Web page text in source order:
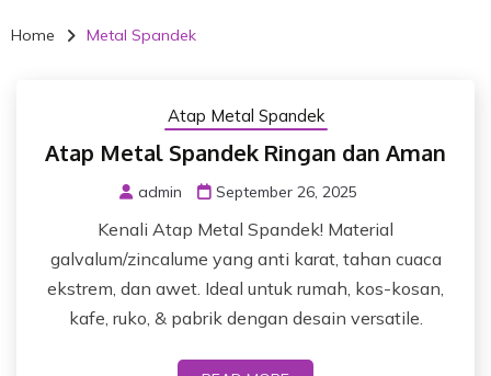
Home Metal Spandek
Atap Metal Spandek
Atap Metal Spandek Ringan dan Aman
admin September 26, 2025
Kenali Atap Metal Spandek! Material
galvalum/zincalume yang anti karat, tahan cuaca
ekstrem, dan awet. Ideal untuk rumah, kos-kosan,
kafe, ruko, & pabrik dengan desain versatile.